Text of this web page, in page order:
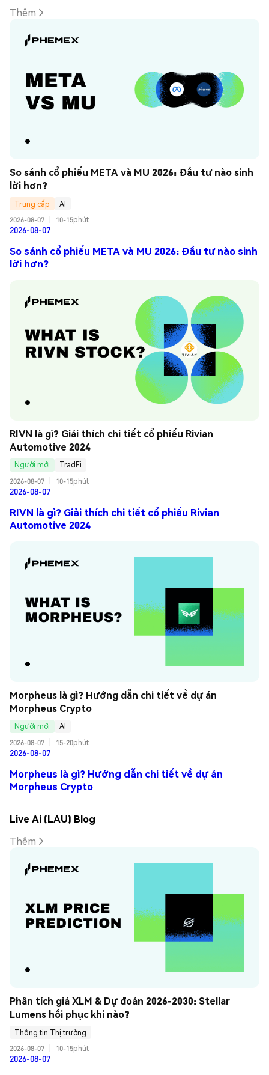
Thêm
So sánh cổ phiếu META và MU 2026: Đầu tư nào sinh
lời hơn?
Trung cấp
AI
2026-08-07
10-15phút
2026-08-07
So sánh cổ phiếu META và MU 2026: Đầu tư nào sinh
lời hơn?
RIVN là gì? Giải thích chi tiết cổ phiếu Rivian
Automotive 2024
Người mới
TradFi
2026-08-07
10-15phút
2026-08-07
RIVN là gì? Giải thích chi tiết cổ phiếu Rivian
Automotive 2024
Morpheus là gì? Hướng dẫn chi tiết về dự án
Morpheus Crypto
Người mới
AI
2026-08-07
15-20phút
2026-08-07
Morpheus là gì? Hướng dẫn chi tiết về dự án
Morpheus Crypto
Live Ai (LAU) Blog
Thêm
Phân tích giá XLM & Dự đoán 2026-2030: Stellar
Lumens hồi phục khi nào?
Thông tin Thị trường
2026-08-07
10-15phút
2026-08-07